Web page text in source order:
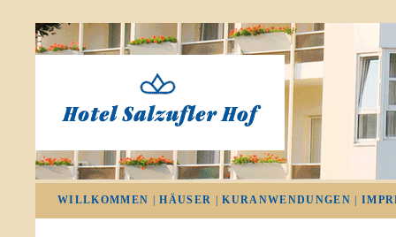
WILLKOMMEN |HÄUSER |KURANWENDUNGEN |